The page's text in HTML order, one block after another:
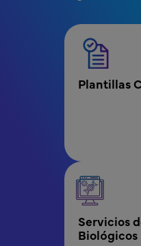
MPR - RA - Menú
Plantillas
Servicios
Biológicos